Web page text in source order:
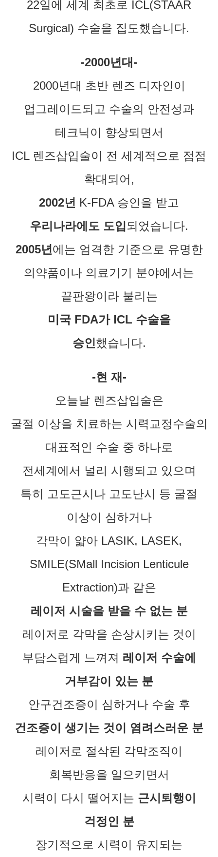
22일에 세계 최초로 ICL(STAAR
Surgical) 수술을 집도했습니다.
-2000년대-
2000년대 초반 렌즈 디자인이
업그레이드되고 수술의 안전성과
테크닉이 향상되면서
ICL 렌즈삽입술이 전 세계적으로 점점
확대되어,
2002년 K-FDA 승인을 받고
우리나라에도 도입되었습니다.
2005년에는 엄격한 기준으로 유명한
의약품이나 의료기기 분야에서는
끝판왕이라 불리는
미국 FDA가 ICL 수술을
승인했습니다.
-현 재-
오늘날 렌즈삽입술은
굴절 이상을 치료하는 시력교정수술의
대표적인 수술 중 하나로
전세계에서 널리 시행되고 있으며
특히 고도근시나 고도난시 등 굴절
이상이 심하거나
각막이 얇아 LASIK, LASEK,
SMILE(SMall Incision Lenticule
Extraction)과 같은
레이저 시술을 받을 수 없는 분
레이저로 각막을 손상시키는 것이
부담스럽게 느껴져 레이저 수술에
거부감이 있는 분
안구건조증이 심하거나 수술 후
건조증이 생기는 것이 염려스러운 분
레이저로 절삭된 각막조직이
회복반응을 일으키면서
시력이 다시 떨어지는 근시퇴행이
걱정인 분
장기적으로 시력이 유지되는